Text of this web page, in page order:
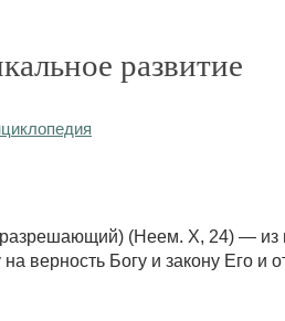
развитие
(Неем. X, 24) — из
на верность Богу и закону Его и